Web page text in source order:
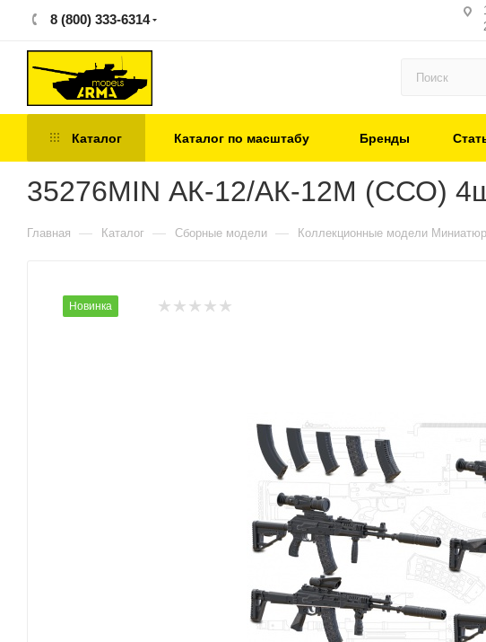
8 (800) 333-6314
Каталог Каталог по масштабу Бренды
35276MIN АК-12/АК-12М (ССО)
Главная — Каталог — Сборные модели — Коллекционные модели
Новинка